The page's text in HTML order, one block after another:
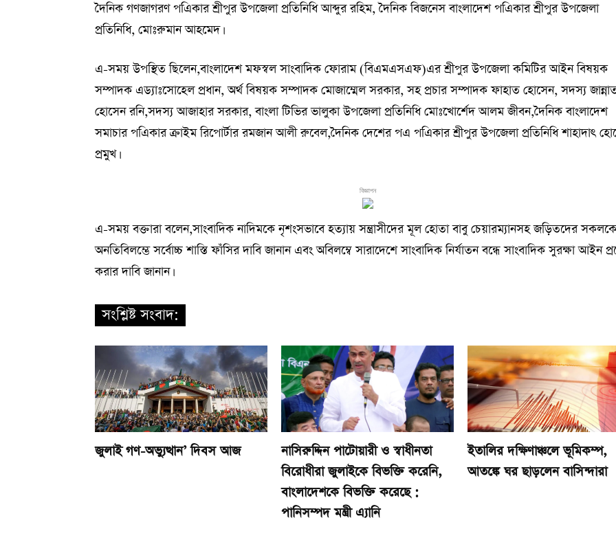
দৈনিক গণজাগরণ পএিকার শ্রীপুর উপজেলা প্রতিনিধি আব্দুর রহিম, দৈনিক বিজনেস বাংলাদেশ পএিকার শ্রীপুর উপজেলা
প্রতিনিধি, মোঃরুমান আহমেদ।
এ-সময় উপস্থিত ছিলেন,বাংলাদেশ মফস্বল সাংবাদিক ফোরাম (বিএমএসএফ)এর শ্রীপুর উপজেলা কমিটির আইন বিষয়ক
সম্পাদক এড্যাঃসোহেল প্রধান, অর্থ বিষয়ক সম্পাদক মোজাম্মেল সরকার, সহ প্রচার সম্পাদক ফাহাত হোসেন, সদস্য
হোসেন রনি,সদস্য আজাহার সরকার, বাংলা টিভির ভালুকা উপজেলা প্রতিনিধি মোঃখোর্শেদ আলম জীবন,দৈনিক বাংলাদেশ
সমাচার পএিকার ক্রাইম রিপোর্টার রমজান আলী রুবেল,দৈনিক দেশের পএ পএিকার শ্রীপুর উপজেলা প্রতিনিধি শাহাদাৎ
প্রমুখ।
বিজ্ঞাপন
এ-সময় বক্তারা বলেন,সাংবাদিক নাদিমকে নৃশংসভাবে হত্যায় সন্ত্রাসীদের মূল হোতা বাবু চেয়ারম্যানসহ জড়িতদের সকলকে
অনতিবিলম্ভে সর্বোচ্চ শাস্তি ফাঁসির দাবি জানান এবং অবিলম্বে সারাদেশে সাংবাদিক নির্যাতন বন্ধে সাংবাদিক সুরক্ষা আইন
করার দাবি জানান।
সংশ্লিষ্ট সংবাদ:
জুলাই গণ-অভ্যুত্থান’ দিবস আজ
নাসিরুদ্দিন পাটোয়ারী ও স্বাধীনতা
বিরোধীরা জুলাইকে বিভক্তি করেনি,
বাংলাদেশকে বিভক্তি করেছে :
পানিসম্পদ মন্ত্রী এ্যানি
ইতালির দক্ষিণাঞ্চলে ভূমিকম্প,
আতঙ্কে ঘর ছাড়লেন বাসিন্দারা